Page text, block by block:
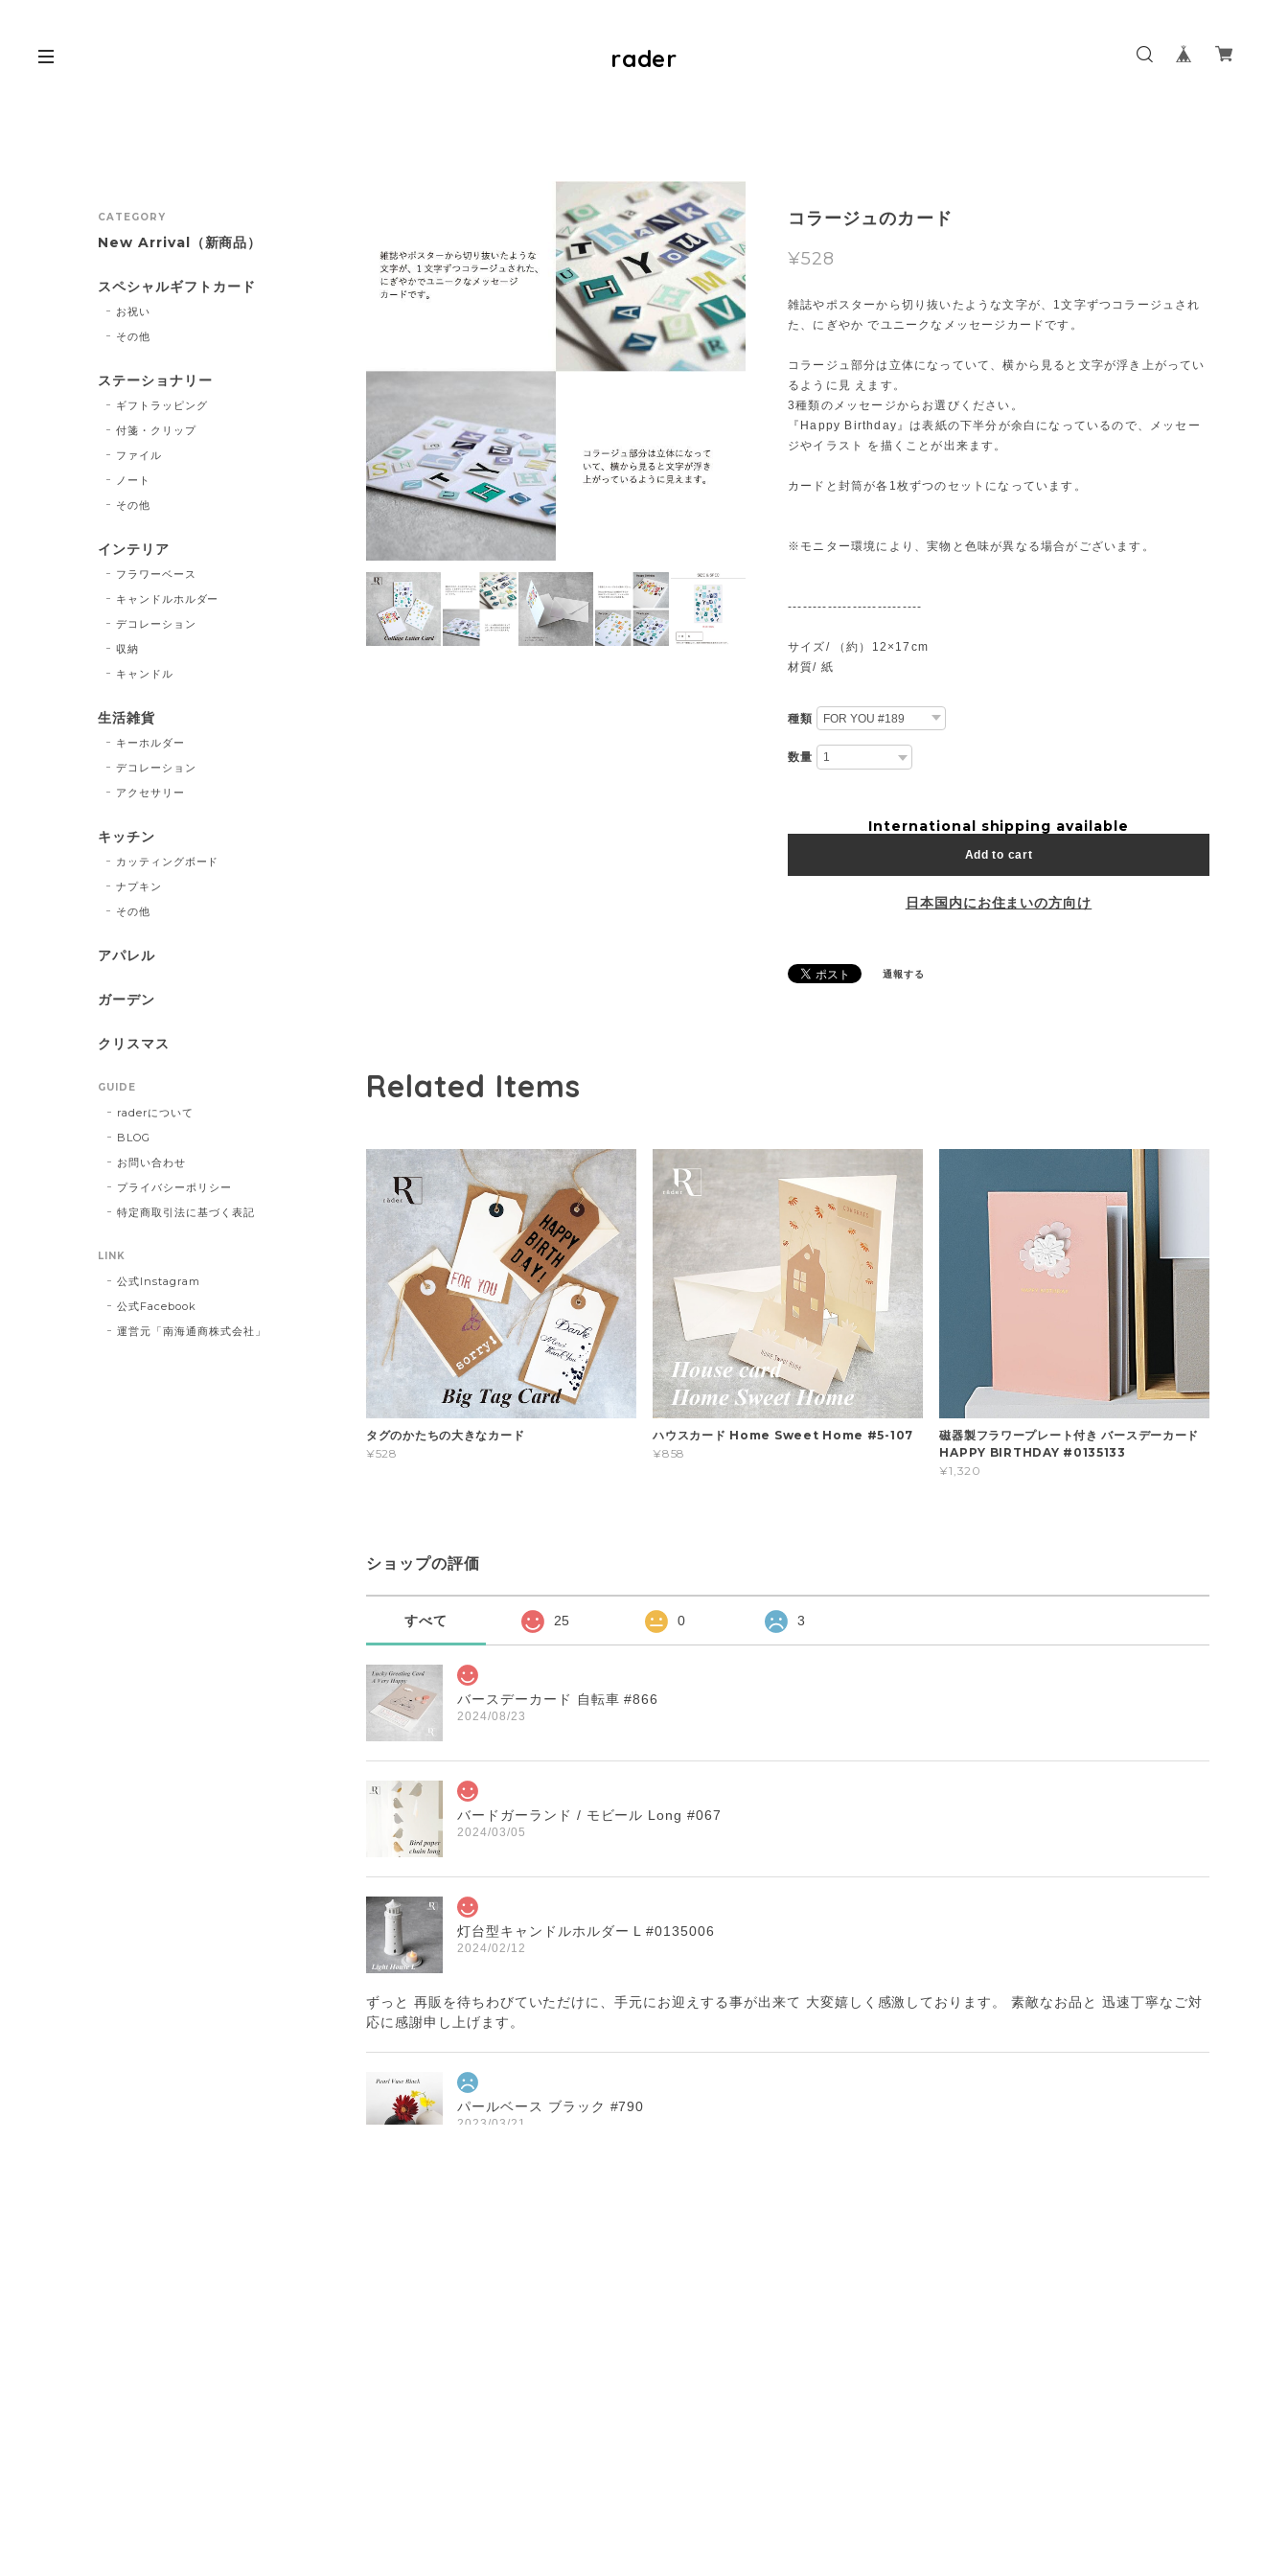
rader
コラージュのカード
¥528
雑誌やポスターから切り抜いたような文字が、1文字ずつコラージュされ
た、にぎやか でユニークなメッセージカードです。
コラージュ部分は立体になっていて、横から見ると文字が浮き上がってい
るように見 えます。
3種類のメッセージからお選びください。
『Happy Birthday』は表紙の下半分が余白になっているので、メッセー
ジやイラスト を描くことが出来ます。
カードと封筒が各1枚ずつのセットになっています。
※モニター環境により、実物と色味が異なる場合がございます。
---------------------------
サイズ/ （約）12×17cm
材質/ 紙
種類
数量
International shipping available
Add to cart
日本国内にお住まいの方向け
通報する
Related Items
タグのかたちの大きなカード
¥528
ハウスカード Home Sweet Home #5-107
¥858
磁器製フラワープレート付き バースデーカード
HAPPY BIRTHDAY #0135133
¥1,320
ショップの評価
すべて 25 0 3
バースデーカード 自転車 #866
2024/08/23
バードガーランド / モビール Long #067
2024/03/05
灯台型キャンドルホルダー L #0135006
2024/02/12
ずっと 再販を待ちわびていただけに、手元にお迎えする事が出来て 大変嬉しく感激しております。 素敵なお品と 迅速丁寧なご対
応に感謝申し上げます。
パールベース ブラック #790
2023/03/21
CATEGORY
New Arrival（新商品）
スペシャルギフトカード
お祝い
その他
ステーショナリー
ギフトラッピング
付箋・クリップ
ファイル
ノート
その他
インテリア
フラワーベース
キャンドルホルダー
デコレーション
収納
キャンドル
生活雑貨
キーホルダー
デコレーション
アクセサリー
キッチン
カッティングボード
ナプキン
その他
アパレル
ガーデン
クリスマス
GUIDE
raderについて
BLOG
お問い合わせ
プライバシーポリシー
特定商取引法に基づく表記
LINK
公式Instagram
公式Facebook
運営元「南海通商株式会社」